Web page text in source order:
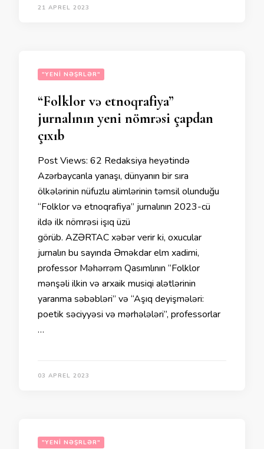
21 APREL 2023
"YENI NƏŞRLƏR"
“Folklor və etnoqrafiya”
jurnalının yeni nömrəsi çapdan
çıxıb
Post Views: 62 Redaksiya heyətində
Azərbaycanla yanaşı, dünyanın bir sıra
ölkələrinin nüfuzlu alimlərinin təmsil olunduğu
“Folklor və etnoqrafiya” jurnalının 2023-cü
ildə ilk nömrəsi işıq üzü
görüb. AZƏRTAC xəbər verir ki, oxucular
jurnalın bu sayında Əməkdar elm xadimi,
professor Məhərrəm Qasımlının “Folklor
mənşəli ilkin və arxaik musiqi alətlərinin
yaranma səbəbləri” və “Aşıq deyişmələri:
poetik səciyyəsi və mərhələləri”, professorlar
…
03 APREL 2023
"YENI NƏŞRLƏR"